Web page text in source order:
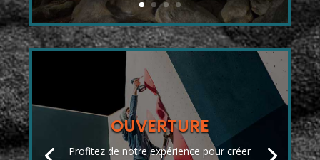
OUVERTURE
Profitez de notre expérience pour créer